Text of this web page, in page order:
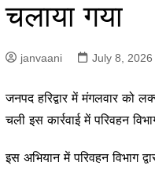
चलाया गया
janvaani July 8, 2026
जनपद हरिद्वार में मंगलवार को
चली इस कार्रवाई में परिवहन
इस अभियान में परिवहन विभाग